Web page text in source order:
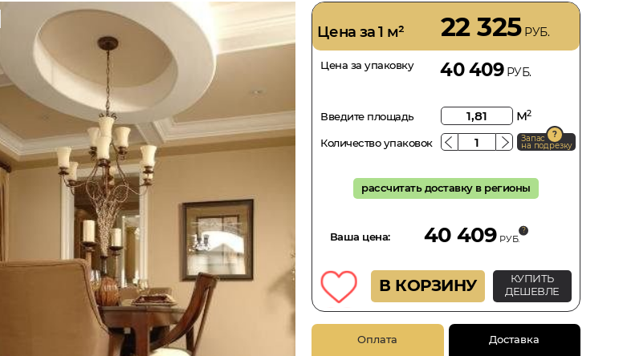
Цена за 1 м² 22 325РУБ.
Цена за упаковку 40 409РУБ.
Введите площадь м2
Количество упаковок Запас
на подрезку
рассчитать доставку в регионы
Ваша цена: 40 409 РУБ.
В КОРЗИНУ
КУПИТЬ
ДЕШЕВЛЕ
Оплата Доставка